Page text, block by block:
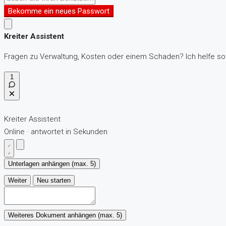
Bekomme ein neues Passwort
Kreiter Assistent
Fragen zu Verwaltung, Kosten oder einem Schaden? Ich helfe
1
Kreiter Assistent
Online · antwortet in Sekunden
Unterlagen anhängen (max. 5)
Weiter Neu starten
Weiteres Dokument anhängen (max. 5)